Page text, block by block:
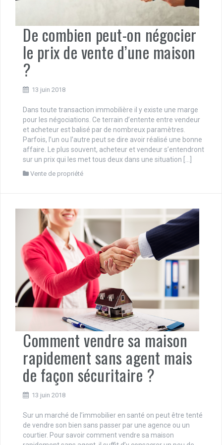
De combien peut-on négocier
le prix de vente d’une maison
?
13 juin 2018
Dans toute transaction immobilière il y existe une marge
pour les négociations. Ce terrain d’entente entre vendeur
et acheteur est balisé par de nombreux paramètres.
Parfois, l’un ou l’autre peut se dire avoir réalisé une bonne
affaire. Le plus souvent, acheteur et vendeur s’entendront
sur un prix qui les met tous deux dans une situation […]
Vente de propriété
Comment vendre sa maison
rapidement sans agent mais
de façon sécuritaire ?
13 juin 2018
Sur un marché de l’immobilier en santé on peut être tenté
de vendre son bien sans passer par une agence ou un
courtier. Pour savoir comment vendre sa maison